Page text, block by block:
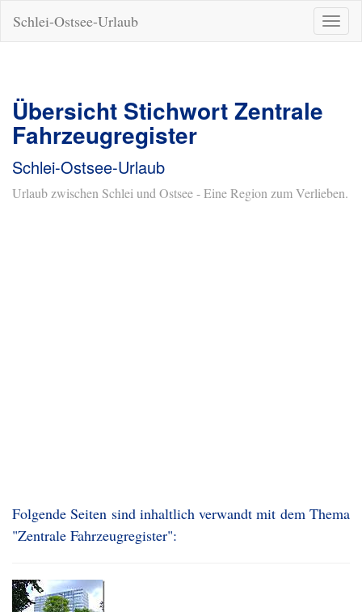
ein-/
Schlei-Ostsee-Urlaub
Übersicht Stichwort Zentrale
Fahrzeugregister
Schlei-Ostsee-Urlaub
Urlaub zwischen Schlei und Ostsee - Eine Region zum Verlieben.
Folgende Seiten sind inhaltlich verwandt mit dem Thema
"Zentrale Fahrzeugregister":